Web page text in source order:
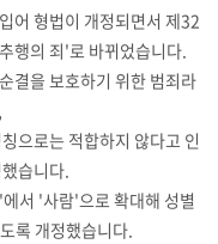
어 형법이 개정되면서 제32
행의 죄'로 바뀌었습니다.
결을 보호하기 위한 범죄라
으로는 적합하지 않다고 인
습니다.
서 '사람'으로 확대해 성별
록 개정했습니다.